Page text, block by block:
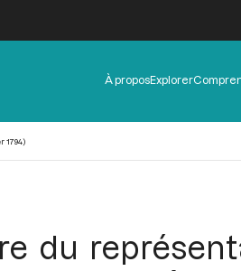
Menu
de
À proposExplorer
1794)
du